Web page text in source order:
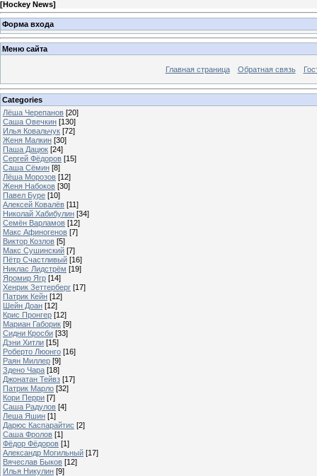
[Hockey News]
Форма входа
Меню сайта
Главная страница Обратная связь
Categories
Лёша Черепанов [20]
Саша Овечкин [130]
Илья Ковальчук [72]
Женя Малкин [30]
Паша Дацюк [24]
Сергей Фёдоров [15]
Саша Сёмин [8]
Лёша Морозов [12]
Женя Набоков [30]
Павел Буре [10]
Алексей Ковалёв [11]
Николай Хабибулин [34]
Семён Варламов [12]
Макс Афиногенов [7]
Виктор Козлов [5]
Макс Сушинский [7]
Пётр Счастливый [16]
Никлас Лидстрём [19]
Яромир Ягр [14]
Хенрик Зеттерберг [17]
Патрик Кейн [12]
Шейн Доан [12]
Крис Пронгер [12]
Мариан Габорик [9]
Сидни Кросби [33]
Дэни Хитли [15]
Роберто Люонго [16]
Раян Миллер [9]
Здено Чара [18]
Джонатан Тейвз [17]
Патрик Марло [32]
Кори Перри [7]
Саша Радулов [4]
Леша Яшин [1]
Дарюс Каспарайтис [2]
Саша Фролов [1]
Фёдор Фёдоров [1]
Александр Могильный [17]
Вячеслав Быков [12]
Илья Никулин [9]